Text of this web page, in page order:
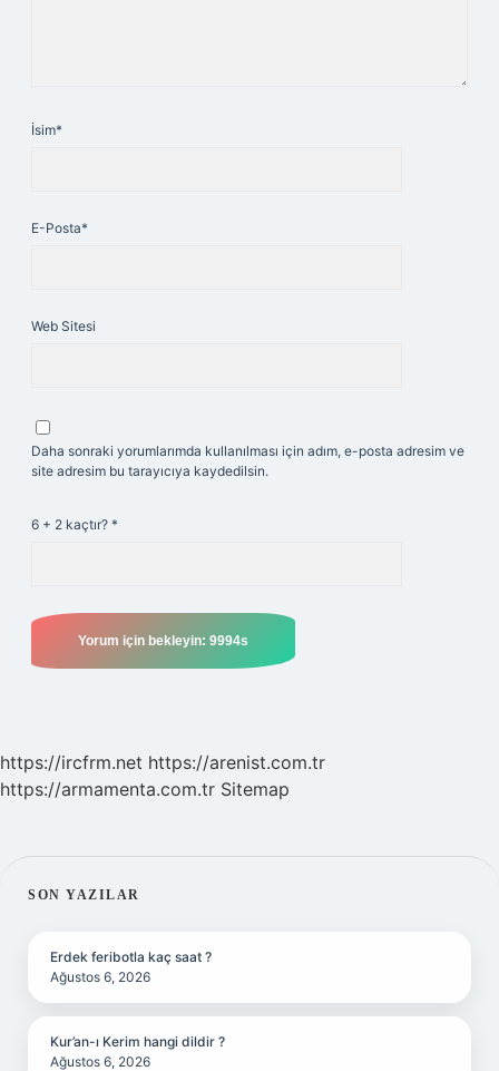
İsim*
E-Posta*
Web Sitesi
Daha sonraki yorumlarımda kullanılması için adım, e-posta adresim ve
site adresim bu tarayıcıya kaydedilsin.
6 + 2 kaçtır? *
https://ircfrm.net https://arenist.com.tr
https://armamenta.com.tr Sitemap
SIDEBAR
SON YAZILAR
Erdek feribotla kaç saat ?
Ağustos 6, 2026
Kur’an-ı Kerim hangi dildir ?
Ağustos 6, 2026